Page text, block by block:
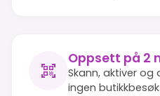
Oppsett på 2
Skann, aktiver og
ingen